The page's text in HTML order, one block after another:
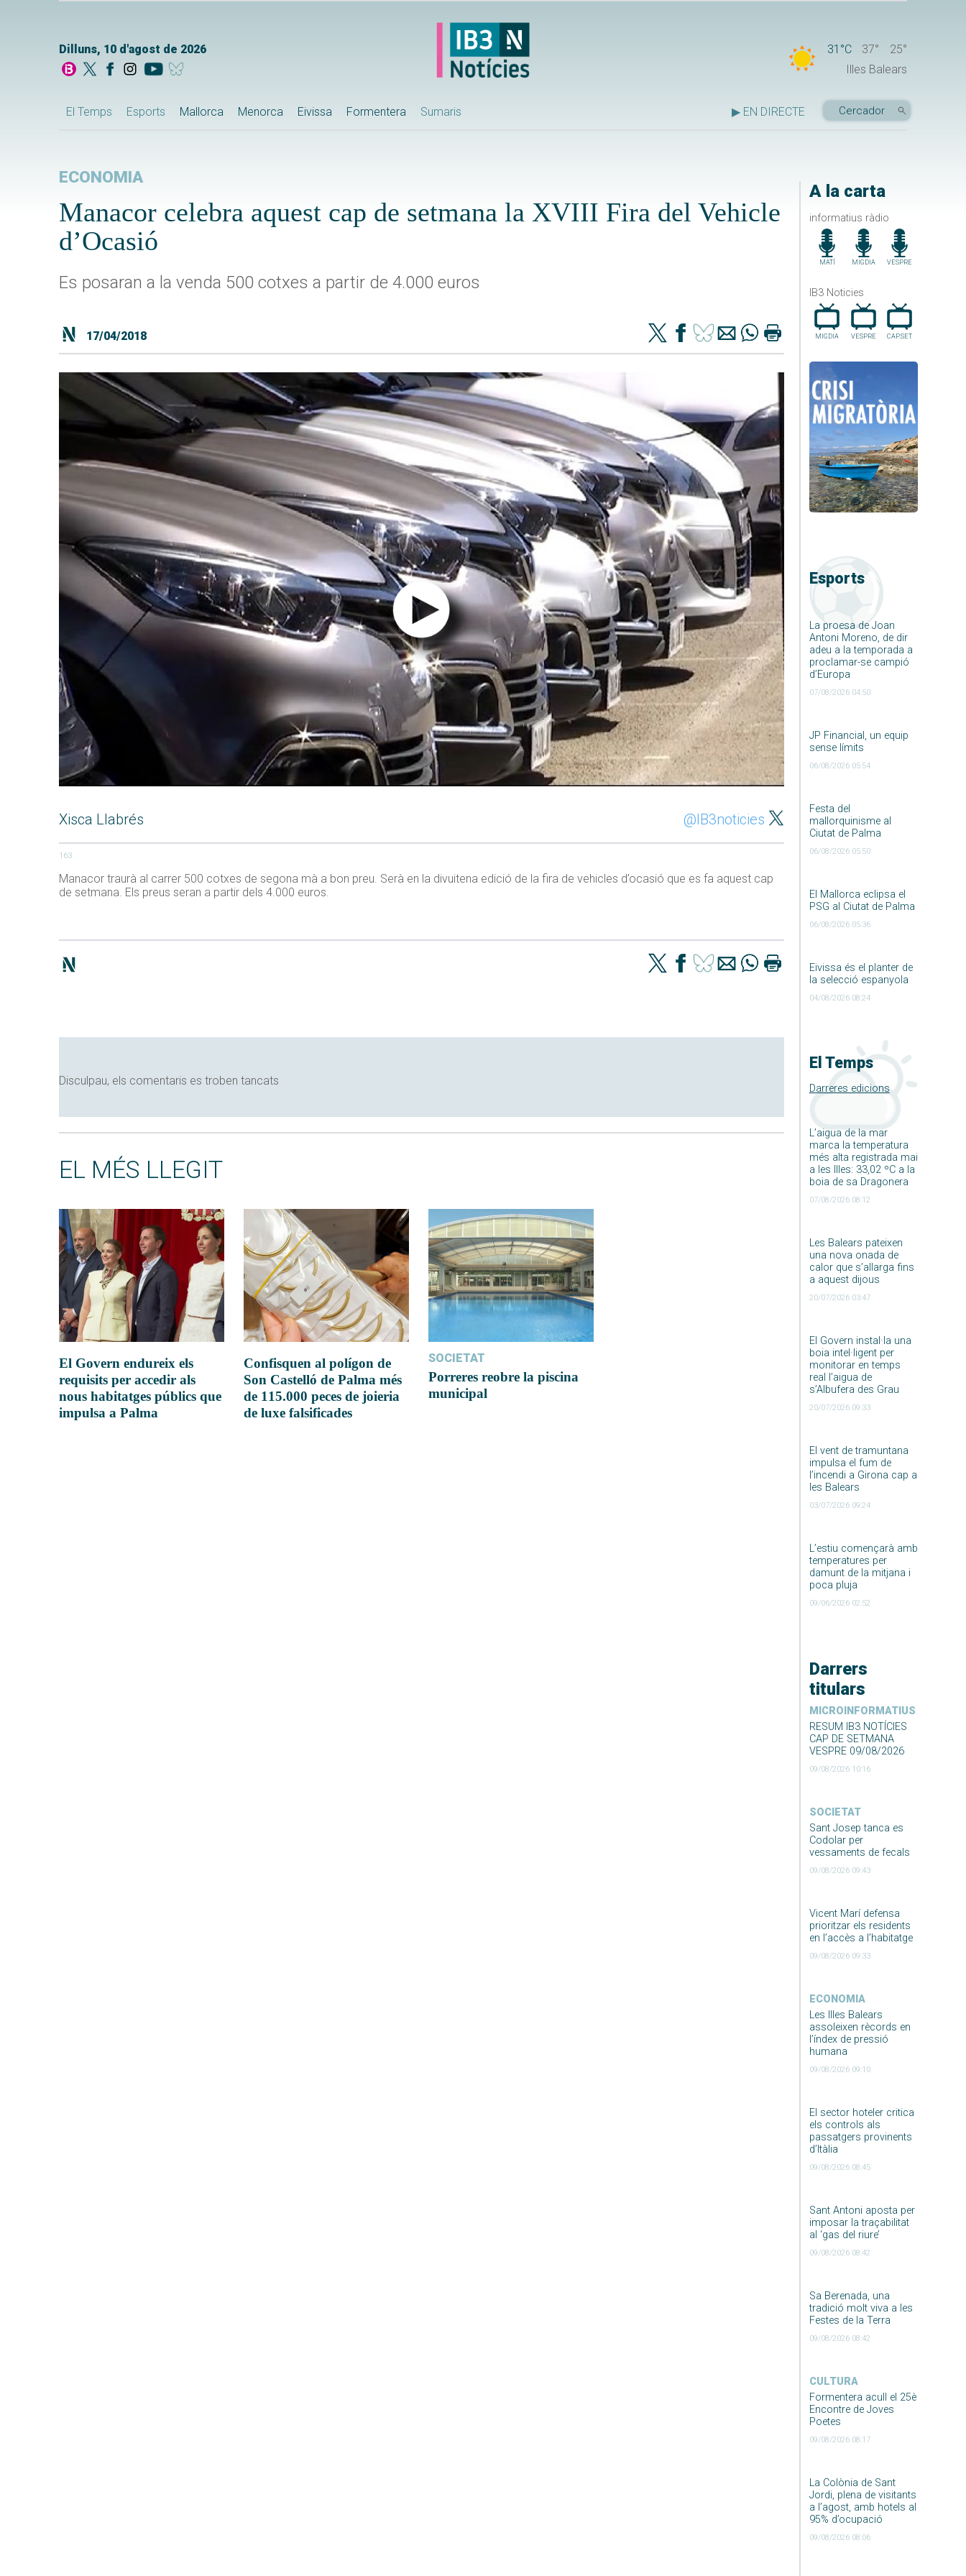
Dilluns, 10 d'agost de 2026 31°C 37°
25°
Illes Balears
El Temps Esports Mallorca Menorca Eivissa Formentera Sumaris ▶ EN DIRECTE
A la carta
informatius ràdio
MATÍ MIGDIA VESPRE
IB3 Noticies
MIGDIA VESPRE CAP.SET
Esports
La proesa de Joan
Antoni Moreno, de dir
adeu a la temporada a
proclamar-se campió
d’Europa
07/08/2026 04:50
JP Financial, un equip
sense límits
06/08/2026 05:54
Festa del
mallorquinisme al
Ciutat de Palma
06/08/2026 05:50
El Mallorca eclipsa el
PSG al Ciutat de Palma
06/08/2026 05:36
Eivissa és el planter de
la selecció espanyola
04/08/2026 08:24
El Temps
Darreres edicions
L’aigua de la mar
marca la temperatura
més alta registrada mai
a les Illes: 33,02 ºC a la
boia de sa Dragonera
07/08/2026 08:12
Les Balears pateixen
una nova onada de
calor que s’allarga fins
a aquest dijous
20/07/2026 03:47
El Govern instal·la una
boia intel·ligent per
monitorar en temps
real l’aigua de
s’Albufera des Grau
20/07/2026 09:33
El vent de tramuntana
impulsa el fum de
l’incendi a Girona cap a
les Balears
03/07/2026 09:24
L’estiu començarà amb
temperatures per
damunt de la mitjana i
poca pluja
09/06/2026 02:52
Darrers
titulars
MICROINFORMATIUS
RESUM IB3 NOTÍCIES
CAP DE SETMANA
VESPRE 09/08/2026
09/08/2026 10:16
SOCIETAT
Sant Josep tanca es
Codolar per
vessaments de fecals
09/08/2026 09:43
Vicent Marí defensa
prioritzar els residents
en l’accès a l’habitatge
09/08/2026 09:33
ECONOMIA
Les Illes Balears
assoleixen rècords en
l’índex de pressió
humana
09/08/2026 09:10
El sector hoteler critica
els controls als
passatgers provinents
d’Itàlia
09/08/2026 08:45
Sant Antoni aposta per
imposar la traçabilitat
al ‘gas del riure’
09/08/2026 08:42
Sa Berenada, una
tradició molt viva a les
Festes de la Terra
09/08/2026 08:42
CULTURA
Formentera acull el 25è
Encontre de Joves
Poetes
09/08/2026 08:17
La Colònia de Sant
Jordi, plena de visitants
a l’agost, amb hotels al
95% d’ocupació
09/08/2026 08:06
ECONOMIA
Manacor celebra aquest cap de setmana la XVIII Fira del Vehicle
d’Ocasió
Es posaran a la venda 500 cotxes a partir de 4.000 euros
17/04/2018
Xisca Llabrés @IB3noticies
163
Manacor traurà al carrer 500 cotxes de segona mà a bon preu. Serà en la divuitena edició de la fira de vehicles d’ocasió que es fa aquest cap
de setmana. Els preus seran a partir dels 4.000 euros.
Disculpau, els comentaris es troben tancats
EL MÉS LLEGIT
El Govern endureix els
requisits per accedir als
nous habitatges públics que
impulsa a Palma
Confisquen al polígon de
Son Castelló de Palma més
de 115.000 peces de joieria
de luxe falsificades
SOCIETAT
Porreres reobre la piscina
municipal